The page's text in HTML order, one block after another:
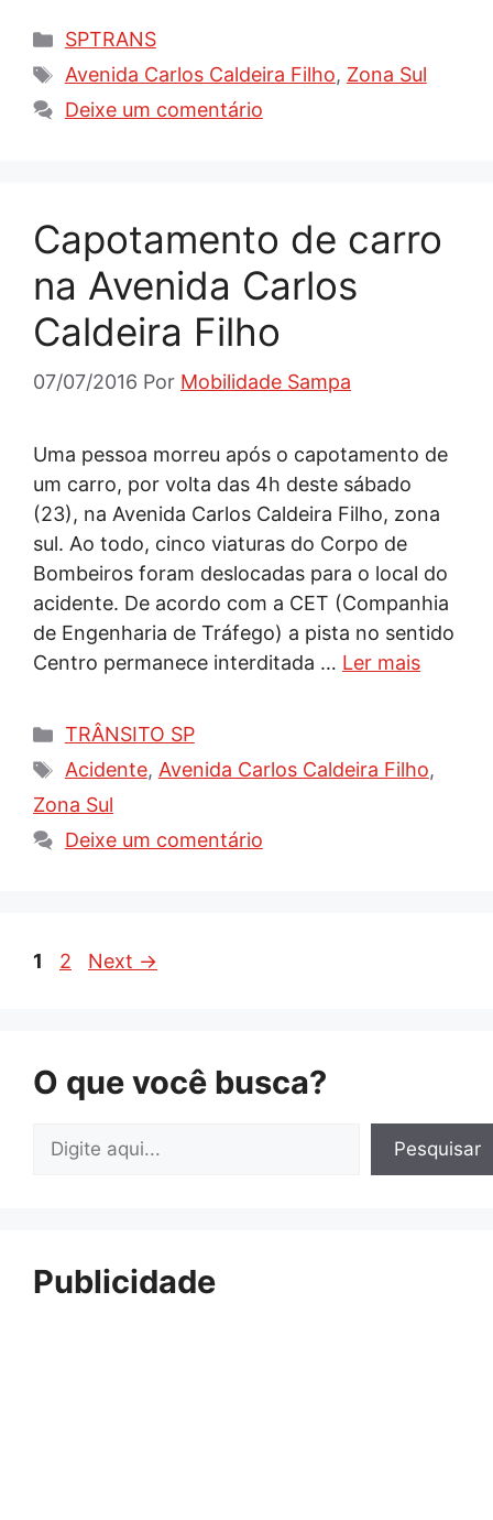
Categorias
SPTRANS
Tags
Avenida Carlos Caldeira Filho, Zona Sul
Deixe um comentário
Capotamento de carro
na Avenida Carlos
Caldeira Filho
07/07/2016 Por Mobilidade Sampa
Uma pessoa morreu após o capotamento de
um carro, por volta das 4h deste sábado
(23), na Avenida Carlos Caldeira Filho, zona
sul. Ao todo, cinco viaturas do Corpo de
Bombeiros foram deslocadas para o local do
acidente. De acordo com a CET (Companhia
de Engenharia de Tráfego) a pista no sentido
Centro permanece interditada … Ler mais
Categorias
TRÂNSITO SP
Tags
Acidente, Avenida Carlos Caldeira Filho,
Zona Sul
Deixe um comentário
Page
1 Page
2 Next →
O que você busca?
Pesquisar Pesquisar
Publicidade